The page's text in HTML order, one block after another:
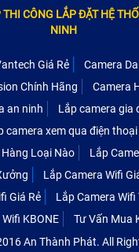
CÔNG LẮP ĐẶT HỆ
NINH
Giá Rẻ
Camera
Chính Hãng
Camera
an ninh
Lắp camera gia
camera xem qua điện thoại
Loại Nào
Lắp
Lắp Camera Wifi
Giá Rẻ
Lắp Camera Wifi
KBONE
Tư Vấn Mua
An Thành Phát. All